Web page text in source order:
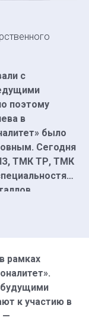
с
поэтому
в
было
Сегодня
ТМК ТР, ТМК
так,
и
рамках
будущими
к участию в
—